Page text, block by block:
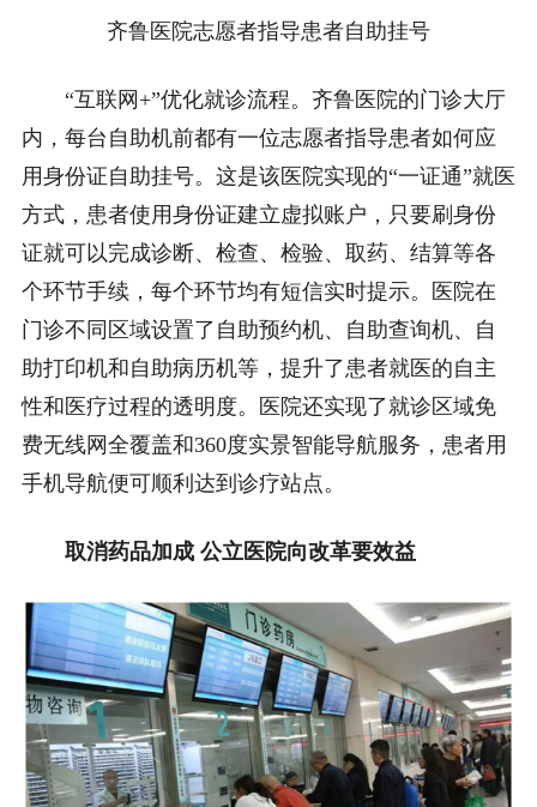
齐鲁医院志愿者指导患者自助挂号
“互联网+”优化就诊流程。齐鲁医院的门诊大厅
内，每台自助机前都有一位志愿者指导患者如何应
用身份证自助挂号。这是该医院实现的“一证通”就医
方式，患者使用身份证建立虚拟账户，只要刷身份
证就可以完成诊断、检查、检验、取药、结算等各
个环节手续，每个环节均有短信实时提示。医院在
门诊不同区域设置了自助预约机、自助查询机、自
助打印机和自助病历机等，提升了患者就医的自主
性和医疗过程的透明度。医院还实现了就诊区域免
费无线网全覆盖和360度实景智能导航服务，患者用
手机导航便可顺利达到诊疗站点。
取消药品加成 公立医院向改革要效益